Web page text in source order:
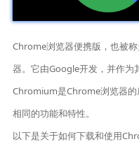
Chrome浏览器便携版，也被
器。它由Google开发，并作为
Chromium是Chrome浏览器
相同的功能和特性。
以下是关于如何下载和使用